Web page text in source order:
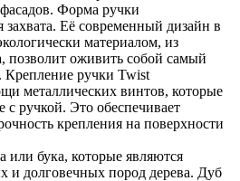
Форма ручки
захвата. Её современный дизайн в
материалом, из
позволит оживить собой самый
Крепление ручки Twist
металлических винтов, которые
с ручкой. Это обеспечивает
крепления на поверхности
или бука, которые являются
и долговечных пород дерева. Дуб